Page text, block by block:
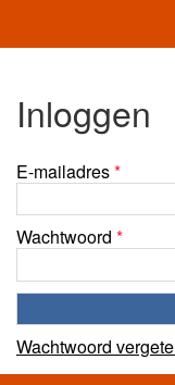
Inloggen
E-mailadres*
Wachtwoord *
Wachtwoord